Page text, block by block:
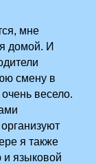
мне
домой. И
смену в
весело.
я также
языковой